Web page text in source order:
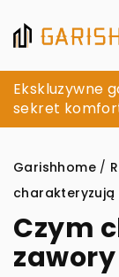
Jak wybrać
wygląd Twojej
Ekskluzywne
sekret
Jakie są
ścian bez
Garishhome /
charakteryzują
Czym